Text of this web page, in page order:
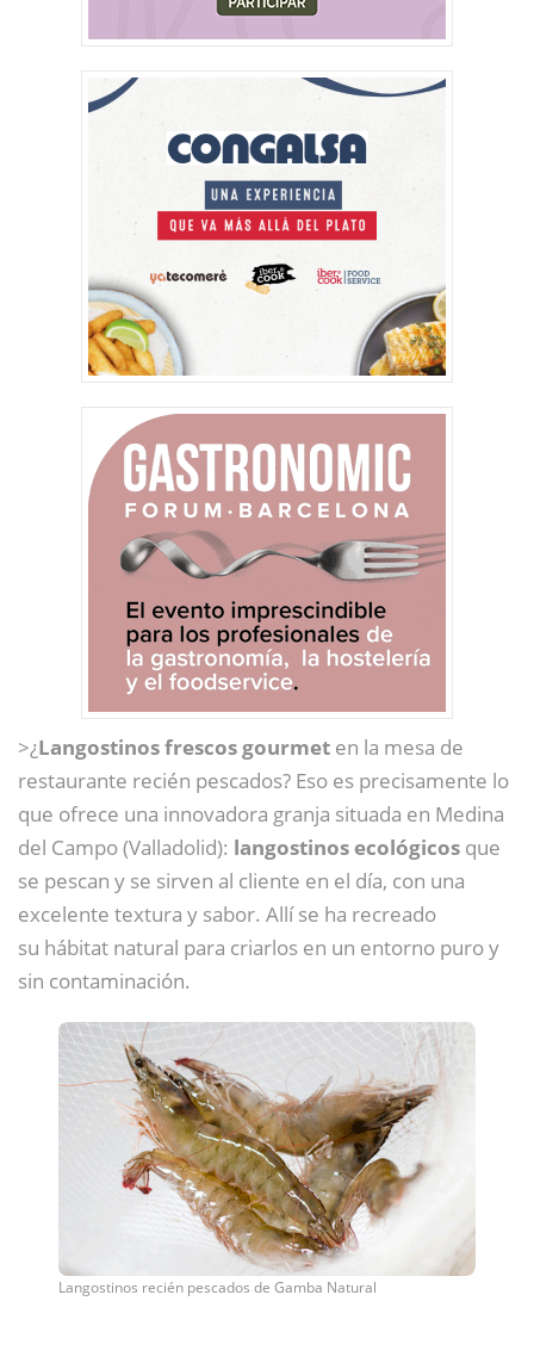
>¿Langostinos frescos gourmet en la mesa de
restaurante recién pescados? Eso es precisamente lo
que ofrece una innovadora granja situada en Medina
del Campo (Valladolid): langostinos ecológicos que
se pescan y se sirven al cliente en el día, con una
excelente textura y sabor. Allí se ha recreado
su hábitat natural para criarlos en un entorno puro y
sin contaminación.
Langostinos recién pescados de Gamba Natural